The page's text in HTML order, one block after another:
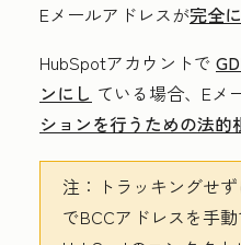
Eメールアドレスが完全
HubSpotアカウントで
ンにし ている場合、Eメ
ションを行うための法的
注： トラッキングせ
でBCCアドレスを手動